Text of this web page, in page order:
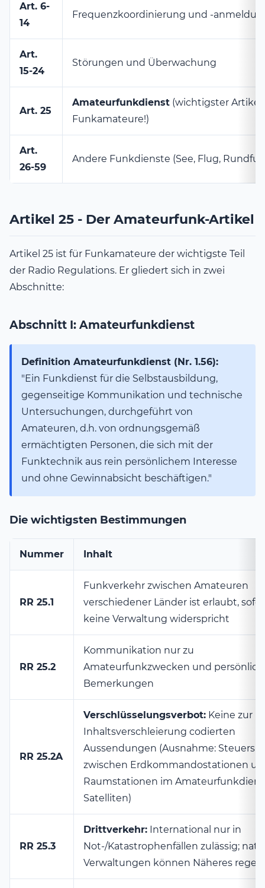
Art. 6-
14
Frequenzkoordinierung und -
Art.
15-24
Störungen und Überwachung
Art. 25
Amateurfunkdienst (wichtigster Artikel
Funkamateure!)
Art.
26-59
Andere Funkdienste (See, Flug,
Artikel 25 - Der Amateurfunk-Artikel
Artikel 25 ist für Funkamateure der wichtigste Teil
der Radio Regulations. Er gliedert sich in zwei
Abschnitte:
Abschnitt I: Amateurfunkdienst
Definition Amateurfunkdienst (Nr. 1.56):
"Ein Funkdienst für die Selbstausbildung,
gegenseitige Kommunikation und technische
Untersuchungen, durchgeführt von
Amateuren, d.h. von ordnungsgemäß
ermächtigten Personen, die sich mit der
Funktechnik aus rein persönlichem Interesse
und ohne Gewinnabsicht beschäftigen."
Die wichtigsten Bestimmungen
Nummer Inhalt
RR 25.1
Funkverkehr zwischen Amateuren
verschiedener Länder ist erlaubt,
keine Verwaltung widerspricht
RR 25.2
Kommunikation nur zu
Amateurfunkzwecken und
Bemerkungen
RR 25.2A
Verschlüsselungsverbot: Keine zur
Inhaltsverschleierung codierten
Aussendungen (Ausnahme:
zwischen Erdkommandostationen
Raumstationen im
Satelliten)
RR 25.3
Drittverkehr: International nur in
Not-/Katastrophenfällen zulässig;
Verwaltungen können Näheres regeln